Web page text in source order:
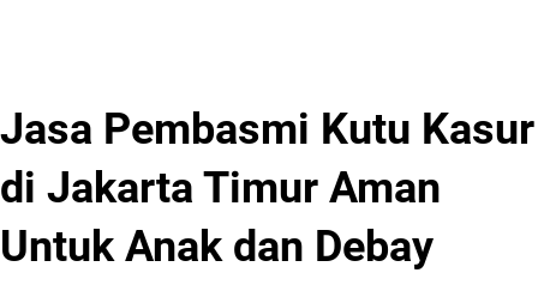
Jasa Pembasmi Kutu Kasur
di Jakarta Timur Aman
Untuk Anak dan Debay